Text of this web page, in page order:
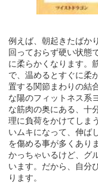
例えば、朝起きたばか
回っておらず硬い状態
に柔らかくなります。
で、温めるとすぐに柔
置する関節まわりの結
な陽のフィットネス系
な筋肉の奥にある、十
理に負荷をかけてしま
いムキになって、伸ば
を傷める事が多くあり
かっちゃいるけど、グ
います。だから、自分
ります。